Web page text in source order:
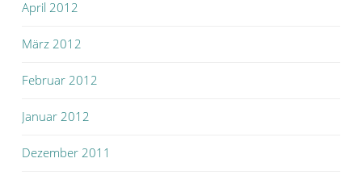
April 2012
März 2012
Februar 2012
Januar 2012
Dezember 2011